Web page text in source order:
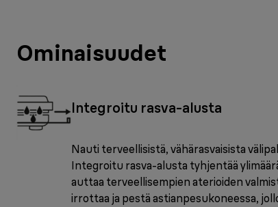
Ominaisuudet
Integroitu rasva-alusta
Nauti terveellisistä, vähärasvaisista
Integroitu rasva-alusta tyhjentää
auttaa terveellisempien aterioiden
irrottaa ja pestä astianpesukoneessa,